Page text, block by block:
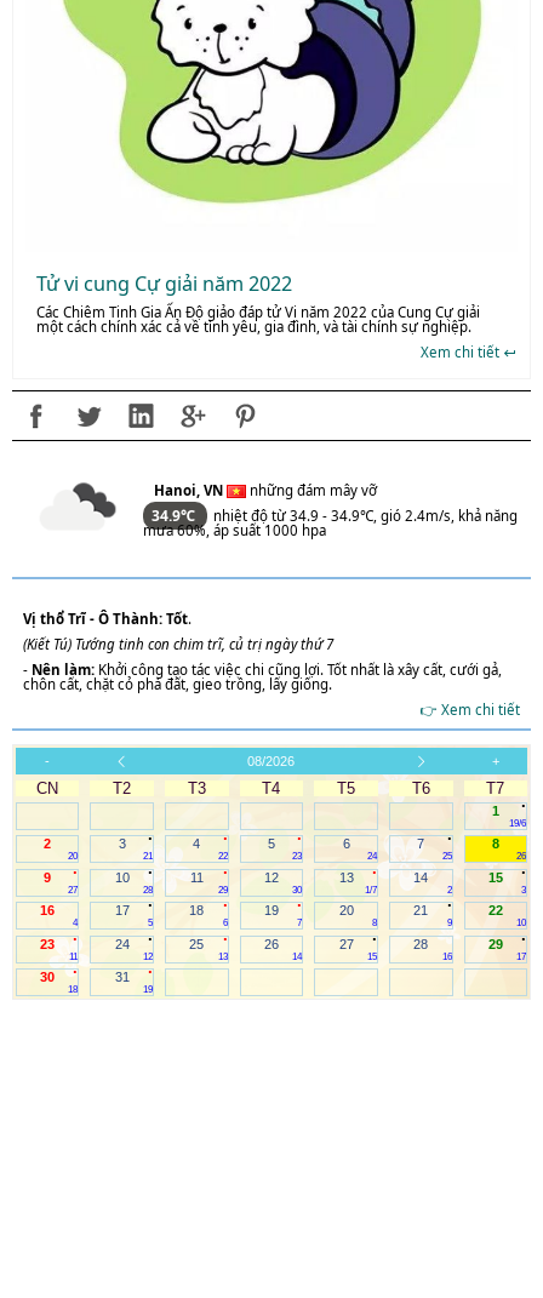
Tử vi cung Cự giải năm 2022
Các Chiêm Tinh Gia Ấn Độ giảo đáp tử Vi năm 2022 của Cung Cự giải
một cách chính xác cả về tình yêu, gia đình, và tài chính sự nghiệp.
Xem chi tiết
Hanoi, VN những đám mây vỡ
34.9℃
nhiệt độ từ 34.9 - 34.9℃, gió 2.4m/s, khả năng
mưa 60%, áp suất 1000 hpa
Vị thổ Trĩ - Ô Thành: Tốt.
(Kiết Tú) Tướng tinh con chim trĩ, củ trị ngày thứ 7
- Nên làm: Khởi công tạo tác việc chi cũng lợi. Tốt nhất là xây cất, cưới gả,
chôn cất, chặt cỏ phá đất, gieo trồng, lấy giống.
👉 Xem chi tiết
- 08/2026 +
CN T2 T3 T4 T5 T6 T7
.
1
19/6
2
20
.
3
21
.
4
22
.
5
23
6
24
.
7
25
8
26
.
9
27
.
10
28
.
11
29
12
30
.
13
1/7
14
2
.
15
3
16
4
.
17
5
.
18
6
.
19
7
20
8
.
21
9
22
10
.
23
11
.
24
12
.
25
13
26
14
.
27
15
28
16
.
29
17
.
30
18
.
31
19